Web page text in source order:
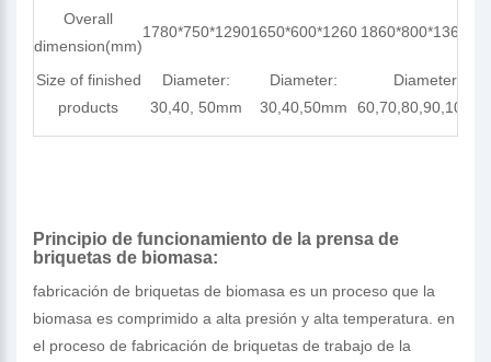
Overall
dimension(mm)
1780*750*12901650*600*1260
Size of finished
products
Diameter:
30,40, 50mm
Diameter:
30,40,50mm
Diameter:
Principio de funcionamiento de la prensa de
briquetas de biomasa:
fabricación de briquetas de biomasa es un proceso que la
biomasa es comprimido a alta presión y alta temperatura. en
el proceso de fabricación de briquetas de trabajo de la